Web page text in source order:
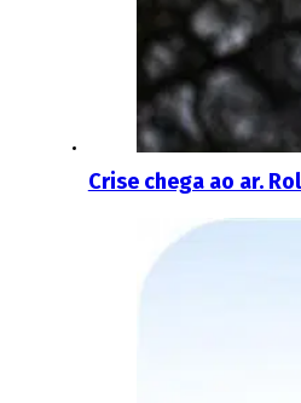
Crise chega ao ar.